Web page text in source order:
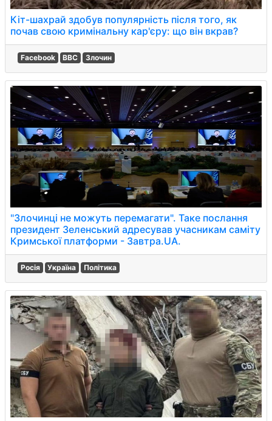
Кіт-шахрай здобув популярність після того, як
почав свою кримінальну кар'єру: що він вкрав?
Facebook BBC Злочин
"Злочинці не можуть перемагати". Таке послання
президент Зеленський адресував учасникам саміту
Кримської платформи - Завтра.UA.
Росія Україна Політика